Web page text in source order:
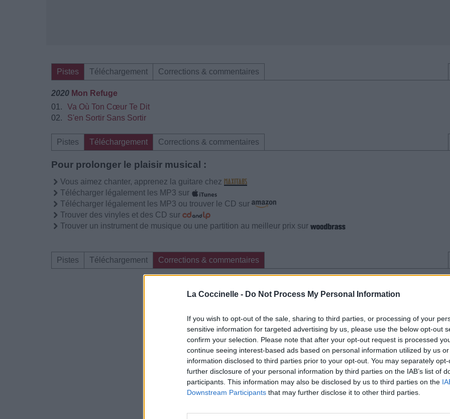
La Coccinelle - Do Not Process My Personal Information
If you wish to opt-out of the sale, sharing to third parties, or processing of your
sensitive information for targeted advertising by us, please use the below opt-out
confirm your selection. Please note that after your opt-out request is processed
continue seeing interest-based ads based on personal information utilized by us
information disclosed to third parties prior to your opt-out. You may separately
further disclosure of your personal information by third parties on the IAB’s list of
participants. This information may also be disclosed by us to third parties on the
Downstream Participants that may further disclose it to other third parties.
Pistes Téléchargement Corrections & commentaires
2020 Mon Refuge
01.
Va Où Ton Cœur Te Dit
02.
S'en Sortir Sans Sortir
Pistes Téléchargement Corrections & commentaires
Pour prolonger le plaisir musical :
Vous aimez chanter, apprenez la guitare chez
Télécharger légalement les MP3 sur
Télécharger légalement les MP3 ou trouver le CD sur
Trouver des vinyles et des CD sur
Trouver un instrument de musique ou une partition au meilleur prix sur
Pistes Téléchargement Corrections & commentaires
Dire «merci» pour cette traduction Corriger une erreur